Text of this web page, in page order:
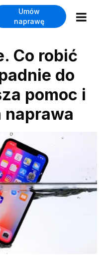
Umów
naprawę
Co robić
do
pomoc i
naprawa